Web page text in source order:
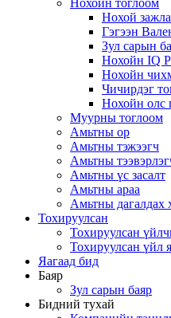
Нохойн тоглоом
Нохой
Гэгээн
Зул сарын
Нохойн IQ
Нохойн
Чичирдэг
Нохойн олс
Муурны тоглоом
Амьтны ор
Амьтны тэжээгч
Амьтны
Амьтны үс засалт
Амьтны араа
Амьтны дагалдах
Тохируулсан
Тохируулсан
Тохируулсан үйл
Яагаад бид
Баяр
Зул сарын баяр
Бидний тухай